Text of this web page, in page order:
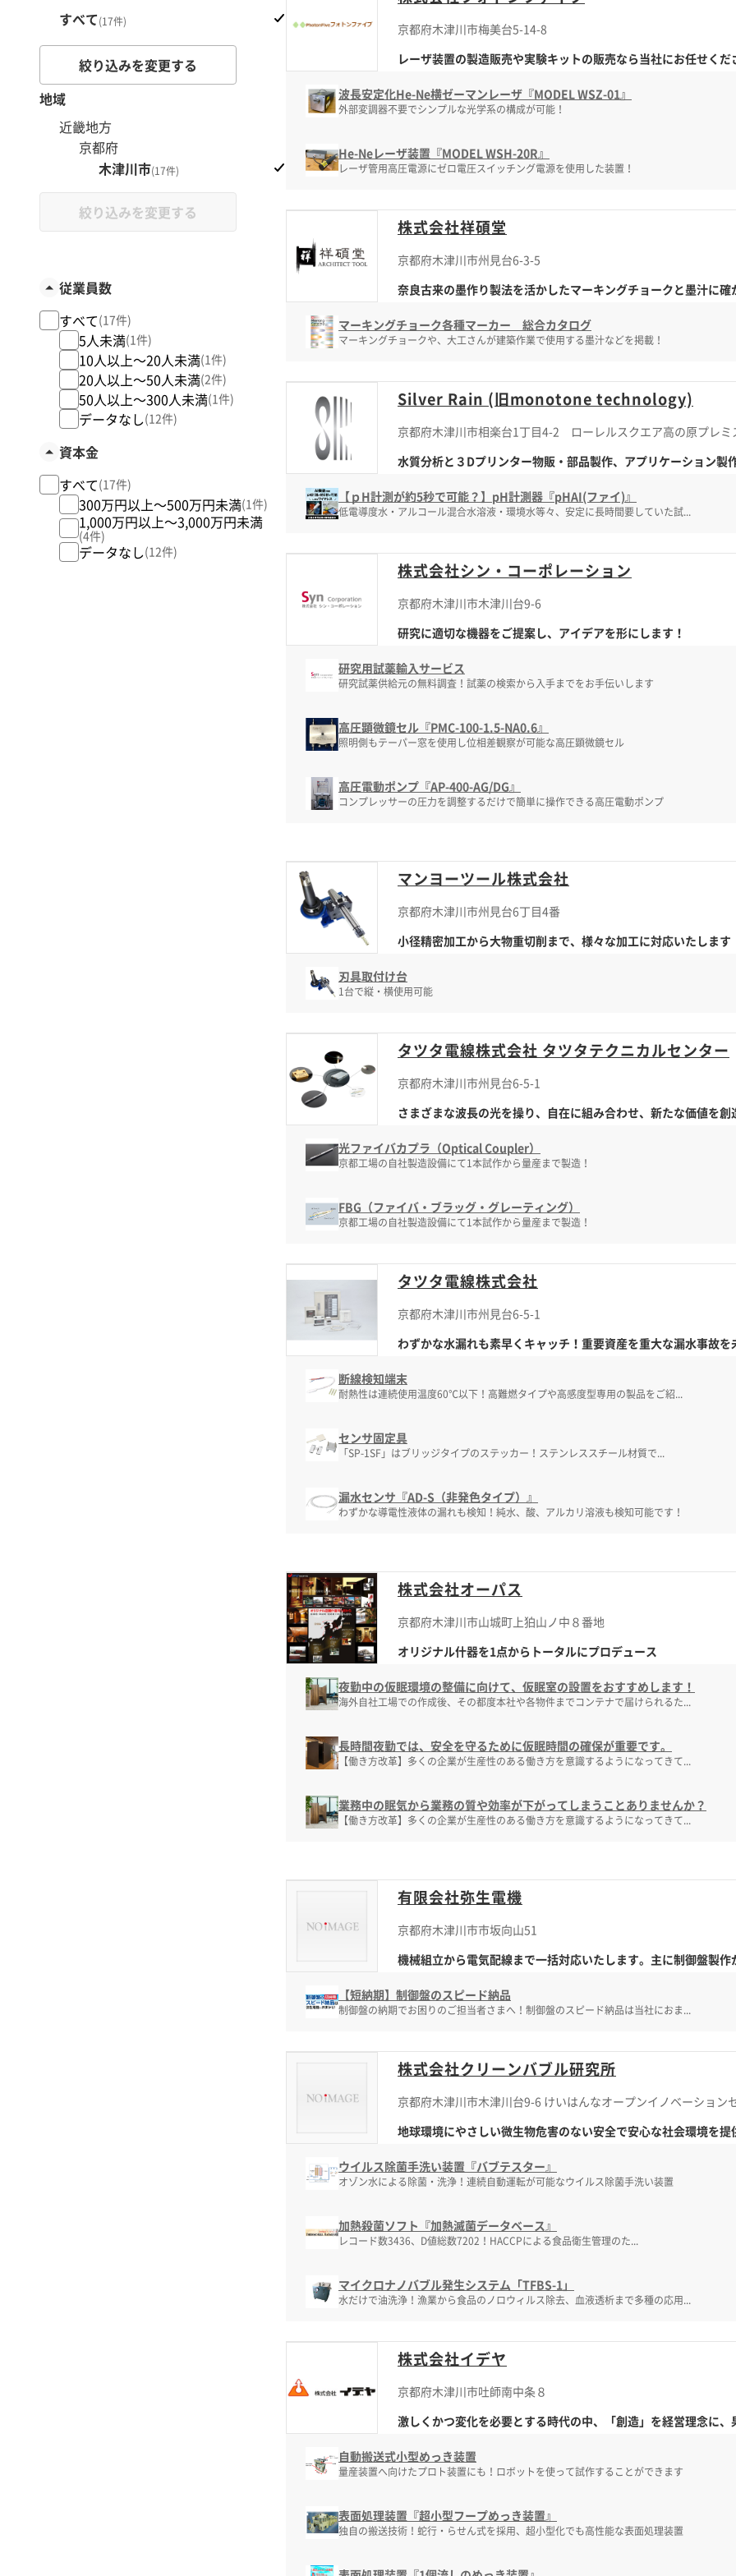
京都府木津川市梅美台5-14-8
レーザ装置の製造販売や実験キットの販売なら当社にお任せくだ
波長安定化He-Ne横ゼーマンレーザ『MODEL WSZ-01』
外部変調器不要でシンプルな光学系の構成が可能！
He-Neレーザ装置『MODEL WSH-20R』
レーザ管用高圧電源にゼロ電圧スイッチング電源を使用した装置！
株式会社祥碩堂
京都府木津川市州見台6-3-5
奈良古来の墨作り製法を活かしたマーキングチョークと墨汁に確
マーキングチョーク各種マーカー 総合カタログ
マーキングチョークや、大工さんが建築作業で使用する墨汁などを掲載！
Silver Rain (旧monotone technology)
京都府木津川市相楽台1丁目4-2 ローレルスクエア高の原プレミ
水質分析と３Dプリンター物販・部品製作、アプリケーション製
【ｐH計測が約5秒で可能？】pH計測器『pHAI(ファイ)』
低電導度水・アルコール混合水溶液・環境水等々、安定に長時間要していた試...
株式会社シン・コーポレーション
京都府木津川市木津川台9-6
研究に適切な機器をご提案し、アイデアを形にします！
研究用試薬輸入サービス
研究試薬供給元の無料調査！試薬の検索から入手までをお手伝いします
高圧顕微鏡セル『PMC-100-1.5-NA0.6』
照明側もテーパー窓を使用し位相差観察が可能な高圧顕微鏡セル
高圧電動ポンプ『AP-400-AG/DG』
コンプレッサーの圧力を調整するだけで簡単に操作できる高圧電動ポンプ
マンヨーツール株式会社
京都府木津川市州見台6丁目4番
小径精密加工から大物重切削まで、様々な加工に対応いたします
刃具取付け台
1台で縦・横使用可能
タツタ電線株式会社 タツタテクニカルセンター
京都府木津川市州見台6-5-1
さまざまな波長の光を操り、自在に組み合わせ、新たな価値を創
光ファイバカプラ（Optical Coupler）
京都工場の自社製造設備にて1本試作から量産まで製造！
FBG（ファイバ・ブラッグ・グレーティング）
京都工場の自社製造設備にて1本試作から量産まで製造！
タツタ電線株式会社
京都府木津川市州見台6-5-1
わずかな水漏れも素早くキャッチ！重要資産を重大な漏水事故
断線検知端末
耐熱性は連続使用温度60℃以下！高難燃タイプや高感度型専用の製品をご紹...
センサ固定具
「SP-1SF」はブリッジタイプのステッカー！ステンレススチール材質で...
漏水センサ『AD-S（非発色タイプ）』
わずかな導電性液体の漏れも検知！純水、酸、アルカリ溶液も検知可能です！
株式会社オーパス
京都府木津川市山城町上狛山ノ中８番地
オリジナル什器を1点からトータルにプロデュース
夜勤中の仮眠環境の整備に向けて、仮眠室の設置をおすすめします！
海外自社工場での作成後、その都度本社や各物件までコンテナで届けられるた...
長時間夜勤では、安全を守るために仮眠時間の確保が重要です。
【働き方改革】多くの企業が生産性のある働き方を意識するようになってきて...
業務中の眠気から業務の質や効率が下がってしまうことありませんか？
【働き方改革】多くの企業が生産性のある働き方を意識するようになってきて...
有限会社弥生電機
京都府木津川市市坂向山51
機械組立から電気配線まで一括対応いたします。主に制御盤製
【短納期】制御盤のスピード納品
制御盤の納期でお困りのご担当者さまへ！制御盤のスピード納品は当社におま...
株式会社クリーンバブル研究所
京都府木津川市木津川台9-6 けいはんなオープンイノベーション
地球環境にやさしい微生物危害のない安全で安心な社会環境を提
ウイルス除菌手洗い装置『バブテスター』
オゾン水による除菌・洗浄！連続自動運転が可能なウイルス除菌手洗い装置
加熱殺菌ソフト『加熱滅菌データベース』
レコード数3436、D値総数7202！HACCPによる食品衛生管理のた...
マイクロナノバブル発生システム「TFBS-1」
水だけで油洗浄！漁業から食品のノロウィルス除去、血液透析まで多種の応用...
株式会社イデヤ
京都府木津川市吐師南中条８
激しくかつ変化を必要とする時代の中、「創造」を経営理念に
自動搬送式小型めっき装置
量産装置へ向けたプロト装置にも！ロボットを使って試作することができます
表面処理装置『超小型フープめっき装置』
独自の搬送技術！蛇行・らせん式を採用、超小型化でも高性能な表面処理装置
すべて(17件)
絞り込みを変更する
地域
近畿地方
京都府
木津川市(17件)
絞り込みを変更する
従業員数
すべて(17件)
5人未満(1件)
10人以上～20人未満(1件)
20人以上～50人未満(2件)
50人以上～300人未満(1件)
データなし(12件)
資本金
すべて(17件)
300万円以上～500万円未満(1件)
1,000万円以上～3,000万円未満
(4件)
データなし(12件)